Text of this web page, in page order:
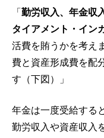
「 勤労収入、年金収
タイアメント・イン
活費を賄うかを考え
費と資産形成費を配
す（下図）」
年金は一度受給する
勤労収入や資産収入